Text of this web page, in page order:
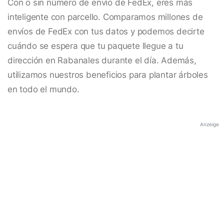
Con o sin número de envío de FedEx, eres más
inteligente con parcello. Comparamos millones de
envíos de FedEx con tus datos y podemos decirte
cuándo se espera que tu paquete llegue a tu
dirección en Rabanales durante el día. Además,
utilizamos nuestros beneficios para plantar árboles
en todo el mundo.
Anzeige